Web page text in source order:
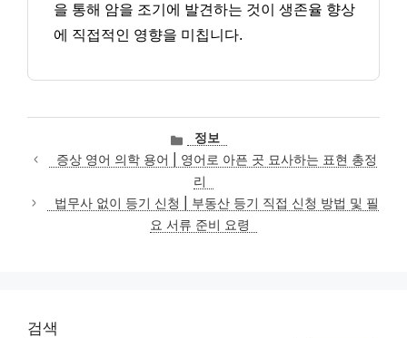
을 통해 암을 조기에 발견하는 것이 생존율 향상
에 직접적인 영향을 미칩니다.
카
테
고
리
정보
증상 영어 의학 용어 | 영어로 아픈 곳 묘사하는 표현 총정
리
법무사 없이 등기 신청 | 부동산 등기 직접 신청 방법 및 필
요 서류 준비 요령
검색